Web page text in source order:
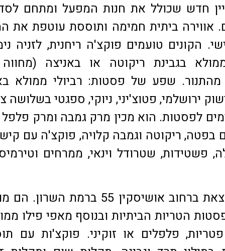
חדש שכולל את חנות המפעל ומתחם
אווירה ביתית חמימה ותוססת עוטפת את
הקונים טועמים פוקצ'ה ריחנית, לזניה
בגבינת ריקוטה או באניצה
מהתנור. שפע של פסטות: רביולי ממולא
ירושלמי, פטוצ'יני, ניוקי, ספגטי בשלושה
לפסטות. הוא מכין מרק גמבה ומרק פלפל
בפטה, ריקוטה וגמבה קלויה, פוקצ'ה עם
פשטידות, שטרודל וינאי, ממרחים
חנות נוספת נמצאת ברחוב אושיסקין 55 ברמת
הטריות הביתיות ובנוסף מאפי פילו
פלפלים או זוקיני. פוקצ'ות עם